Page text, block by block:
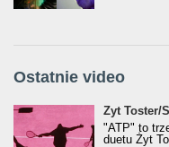
Ostatnie video
Żyt Toster/SurfAir -
Żyt Toster/
"ATP" to
duetu Żyt